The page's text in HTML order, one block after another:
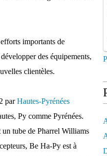
importants de
des équipements,
clientèles.
parHautes-Pyrénées
Py comme Pyrénées.
tube de Pharrel Williams
Be Ha-Py est à